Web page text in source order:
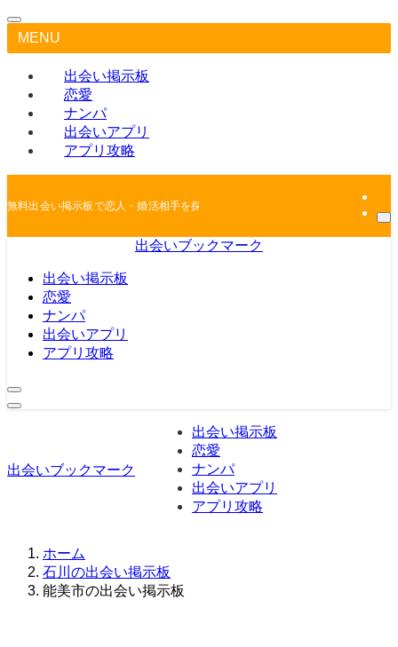
MENU
出会い掲示板
恋愛
ナンパ
出会いアプリ
アプリ攻略
無料出会い掲示板で恋人・婚活相手を探しちゃおう
出会いブックマーク
出会い掲示板
恋愛
ナンパ
出会いアプリ
アプリ攻略
出会いブックマーク
出会い掲示板
恋愛
ナンパ
出会いアプリ
アプリ攻略
ホーム
石川の出会い掲示板
能美市の出会い掲示板